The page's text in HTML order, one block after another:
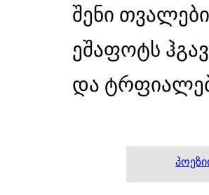
შენი
ეშაფოტს
და